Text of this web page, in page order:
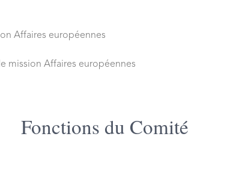
Affaires européennes
mission Affaires européennes
Fonctions du Comité